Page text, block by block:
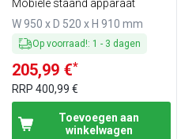
Mobiele staand apparaat
W 950 x D 520 x H 910 mm
Op voorraad!: 1 - 3 dagen
205,99 €*
RRP 400,99 €
Toevoegen aan
winkelwagen